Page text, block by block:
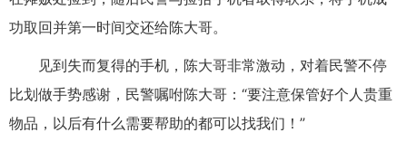
功取回并第一时间交还给陈大哥。
见到失而复得的手机，陈大哥非常激动，对着民警不停
比划做手势感谢，民警嘱咐陈大哥：“要注意保管好个人贵重
物品，以后有什么需要帮助的都可以找我们！”